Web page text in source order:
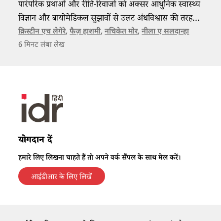
पारंपरिक प्रथाओं और रीति-रिवाजों को अक्सर आधुनिक स्वास्थ्य
विज्ञान और बायोमेडिकल सुझावों से उलट अंधविश्वास की तरह
देखा जाता है, लेकिन ऐसा करना सही नहीं।
क्रिस्टीन एच लेगेरे,फैज़ हाशमी,नचिकेत मोर,नीला ए सलदान्हा
6 मिनट लंबा लेख
योगदान दें
हमारे लिए लिखना चाहते हैं तो अपने वर्क सैंपल के साथ मेल करें।
आईडीआर के लिए लिखें